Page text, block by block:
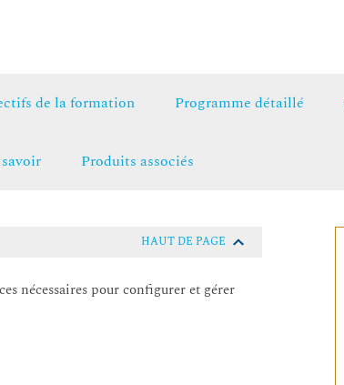
de la formation Programme détaillé
Produits associés
HAUT DE PAGE
nécessaires pour configurer et gérer